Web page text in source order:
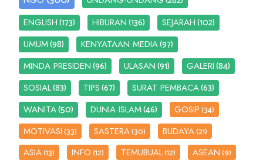
ENGLISH(173) HIBURAN(136) SEJARAH(102)
UMUM(98) KENYATAAN MEDIA(97)
MINDA PRESIDEN(96) ULASAN(91) GALERI(84)
SOSIAL(83) TIPS(67) SURAT PEMBACA(63)
WANITA(50) DUNIA ISLAM(46) GOSIP(34)
MOTIVASI(33) SASTERA(30) BUDAYA(21)
ASIA(13) INFO(12) TEMUBUAL(12) ASEAN(9)